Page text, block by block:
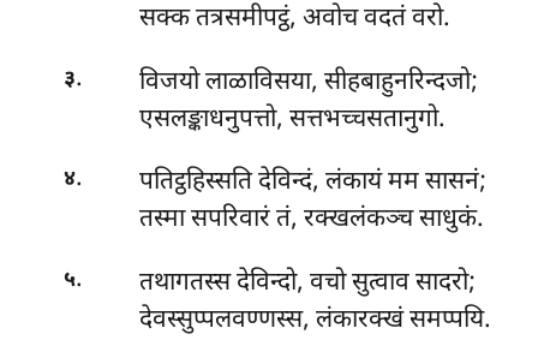
सक्क तत्रसमीपट्ठं, अवोच वदतं वरो.
३.
विजयो लाळाविसया, सीहबाहुनरिन्दजो;
एसलङ्काधनुपत्तो, सत्तभच्चसतानुगो.
४.
पतिट्ठहिस्सति देविन्दं, लंकायं मम सासनं;
तस्मा सपरिवारं तं, रक्खलंकञ्च साधुकं.
५.
तथागतस्स देविन्दो, वचो सुत्वाव सादरो;
देवस्सुप्पलवण्णस्स, लंकारक्खं समप्पयि.